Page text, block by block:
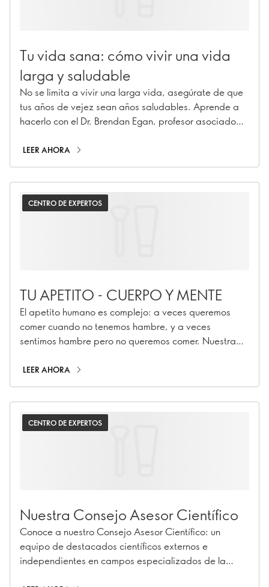
Tu vida sana: cómo vivir una vida
larga y saludable
No se limita a vivir una larga vida, asegúrate de que
tus años de vejez sean años saludables. Aprende a
hacerlo con el Dr. Brendan Egan, profesor asociado
LEER AHORA
CENTRO DE EXPERTOS
TU APETITO - CUERPO Y MENTE
El apetito humano es complejo: a veces queremos
comer cuando no tenemos hambre, y a veces
sentimos hambre pero no queremos comer. Nuestra
LEER AHORA
CENTRO DE EXPERTOS
Nuestra Consejo Asesor Científico
Conoce a nuestro Consejo Asesor Científico: un
equipo de destacados científicos externos e
independientes en campos especializados de la